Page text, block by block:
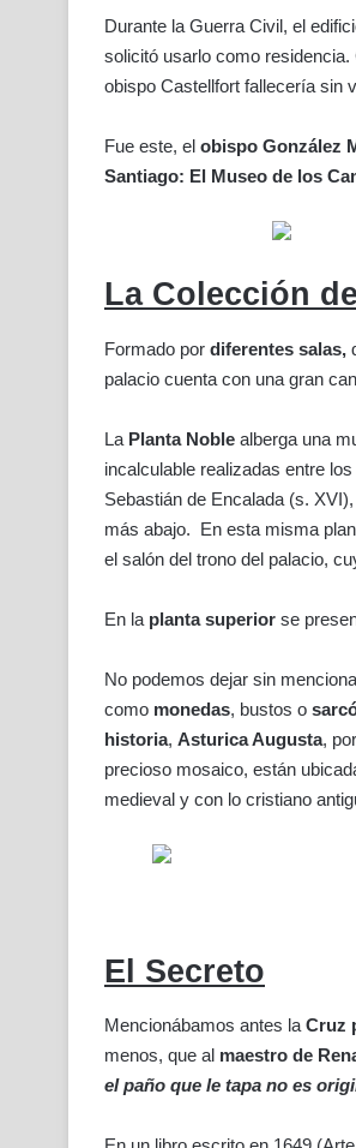
Durante la Guerra Civil, el
solicitó usarlo como
obispo Castellfort fallecería sin
Fue este, el obispo González
Santiago: El Museo de los
La Colección
Formado por diferentes salas,
palacio cuenta con una gran
La Planta Noble alberga una
incalculable realizadas entre
Sebastián de Encalada (s.
más abajo. En esta misma
el salón del trono del palacio,
En la planta superior se
No podemos dejar sin
como monedas, bustos o
historia, Asturica Augusta,
precioso mosaico, están
medieval y con lo cristiano
El Secreto
Mencionábamos antes la Cruz
menos, que al maestro de
el paño que le tapa no es